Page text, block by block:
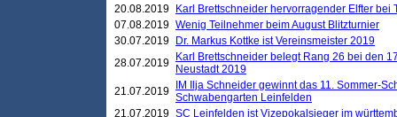
20.08.2019
Karl Brettschneider hervorragender Elfter bei
07.08.2019 Wenig Teilnehmer beim August Blitzturnier
30.07.2019
Dr. Markus Kottke ist Vereinsmeister 2019
28.07.2019
Karl Brettschneider belegt Rang 26 bei den
Neustadt 2019
21.07.2019
IM Ilja Schneider gewinnt das 11. Sommer-
Schwabengarten Leinfelden
21.07.2019 SC Leinfelden ist Vizepokalsieger im